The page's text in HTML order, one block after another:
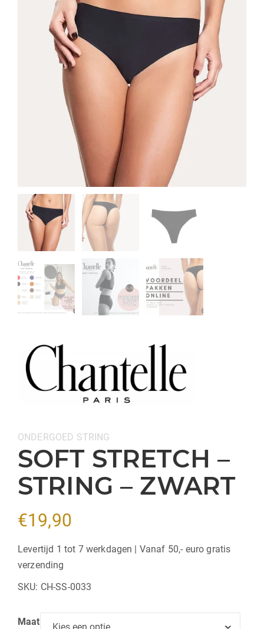
Categorieën:
ONDERGOED STRING
SOFT STRETCH –
STRING – ZWART
€19,90
Levertijd 1 tot 7 werkdagen | Vanaf 50,- euro gratis
verzending
SKU: CH-SS-0033
Maat